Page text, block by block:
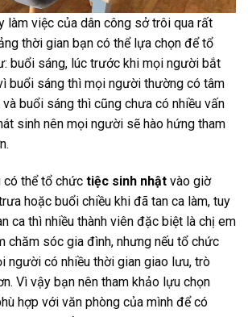
làm việc của dân công sở trôi qua rất
thời gian bạn có thể lựa chọn để tổ
buổi sáng, lúc trước khi mọi người bắt
buổi sáng thì mọi người thường có tâm
buổi sáng thì cũng chưa có nhiều vấn
sinh nên mọi người sẽ hào hứng tham
có thể tổ chức tiệc sinh nhật vào giờ
hoặc buổi chiều khi đã tan ca làm, tuy
ca thì nhiều thành viên đặc biệt là chị em
chăm sóc gia đình, nhưng nếu tổ chức
người có nhiều thời gian giao lưu, trò
Vì vậy bạn nên tham khảo lựu chọn
hợp với văn phòng của mình để có